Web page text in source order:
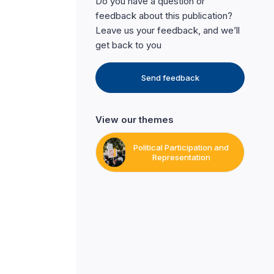
feedback about this publication?
Leave us your feedback, and we’ll
get back to you
Send feedback
View our themes
Political Participation and
Representation